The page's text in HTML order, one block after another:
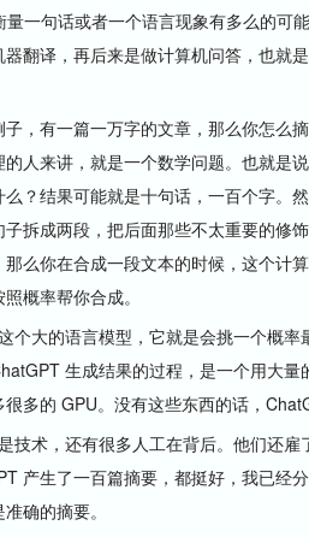
一句话或者一个语言现象有多么的可
翻译，再后来是做计算机问答，也就
有一篇一万字的文章，那么你怎么
人来讲，就是一个数学问题。也就是
？结果可能就是十句话，一百个字。
拆成两段，把后面那些不太重要的修
么你在合成一段文本的时候，这个计
概率帮你合成。
大的语言模型，它就是会挑一个概率
生成结果的过程，是一个用大量
多的 GPU。没有这些东西的话，
术，还有很多人工在背后。他们还雇
产生了一百篇摘要，都挺好，我已经
确的摘要。